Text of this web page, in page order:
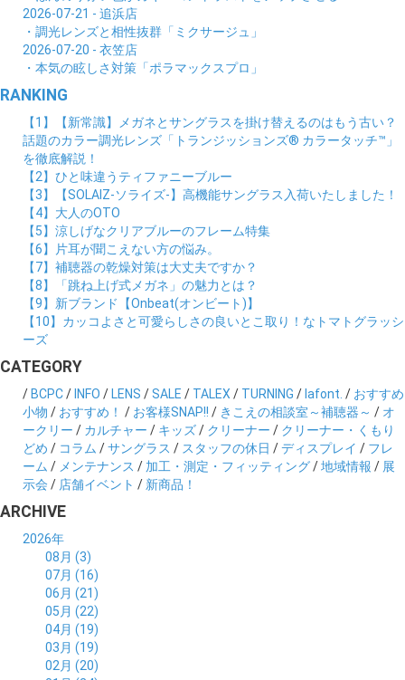
2026-07-21 - 追浜店
・調光レンズと相性抜群「ミクサージュ」
2026-07-20 - 衣笠店
・本気の眩しさ対策「ポラマックスプロ」
RANKING
【1】【新常識】メガネとサングラスを掛け替えるのはもう古い？
話題のカラー調光レンズ「トランジッションズ® カラータッチ™」
を徹底解説！
【2】ひと味違うティファニーブルー
【3】【SOLAIZ-ソライズ-】高機能サングラス入荷いたしました！
【4】大人のOTO
【5】涼しげなクリアブルーのフレーム特集
【6】片耳が聞こえない方の悩み。
【7】補聴器の乾燥対策は大丈夫ですか？
【8】「跳ね上げ式メガネ」の魅力とは？
【9】新ブランド【Onbeat(オンビート)】
【10】カッコよさと可愛らしさの良いとこ取り！なトマトグラッシ
ーズ
CATEGORY
/ BCPC/ INFO / LENS /SALE / TALEX / TURNING / lafont. / おすすめ
小物 / おすすめ！ / お客様SNAP!! / きこえの相談室～補聴器～ / オ
ークリー / カルチャー / キッズ/ クリーナー / クリーナー・くもり
どめ / コラム /サングラス / スタッフの休日 /ディスプレイ / フレ
ーム / メンテナンス / 加工・測定・フィッティング/地域情報 / 展
示会 / 店舗イベント / 新商品！
ARCHIVE
2026年
08月 (3)
07月 (16)
06月 (21)
05月 (22)
04月 (19)
03月 (19)
02月 (20)